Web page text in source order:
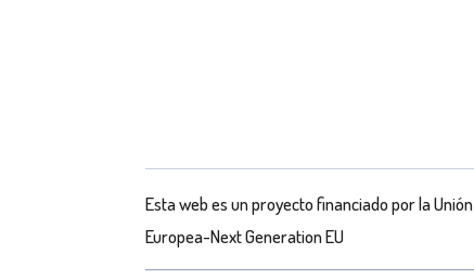
Esta web es un proyecto financiado por la Unión
Europea-Next Generation EU